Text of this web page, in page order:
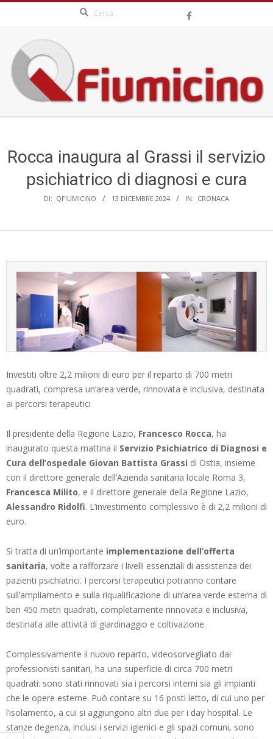
content
QFIUMICINO.COM
Menu
Rocca inaugura al Grassi il servizio
psichiatrico di diagnosi e cura
DI: QFIUMICINO 13 DICEMBRE 2024 IN: CRONACA
Investiti oltre 2,2 milioni di euro per il reparto di 700 metri
quadrati, compresa un’area verde, rinnovata e inclusiva, destinata
ai percorsi terapeutici
Il presidente della Regione Lazio, Francesco Rocca, ha
inaugurato questa mattina il Servizio Psichiatrico di Diagnosi e
Cura dell’ospedale Giovan Battista Grassi di Ostia, insieme
con il direttore generale dell’Azienda sanitaria locale Roma 3,
Francesca Milito, e il direttore generale della Regione Lazio,
Alessandro Ridolfi. L’investimento complessivo è di 2,2 milioni di
euro.
Si tratta di un’importante implementazione dell’offerta
sanitaria, volte a rafforzare i livelli essenziali di assistenza dei
pazienti psichiatrici. I percorsi terapeutici potranno contare
sull’ampliamento e sulla riqualificazione di un’area verde esterna di
ben 450 metri quadrati, completamente rinnovata e inclusiva,
destinata alle attività di giardinaggio e coltivazione.
Complessivamente il nuovo reparto, videosorvegliato dai
professionisti sanitari, ha una superficie di circa 700 metri
quadrati: sono stati rinnovati sia i percorsi interni sia gli impianti
che le opere esterne. Può contare su 16 posti letto, di cui uno per
l’isolamento, a cui si aggiungono altri due per i day hospital. Le
stanze degenza, inclusi i servizi igienici e gli spazi comuni, sono